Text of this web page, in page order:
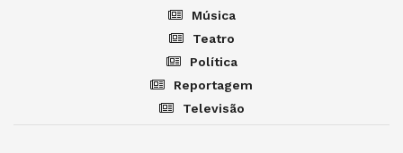
Música
Teatro
Política
Reportagem
Televisão